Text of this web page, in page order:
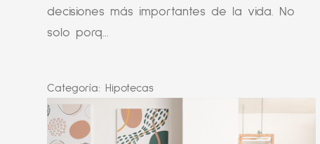
decisiones más importantes de la vida. No
solo porq...
Categoría: Hipotecas